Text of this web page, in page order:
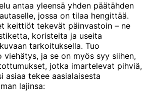
antaa yleensä yhden päätähden
jossa on tilaa hengittää.
keittiöt tekevät päinvastoin – ne
koristeita ja useita
tarkoituksella. Tuo
viehätys, ja se on myös syy siihen,
jotka imartelevat pihviä,
asiaa tekee aasialaisesta
lajinsa: